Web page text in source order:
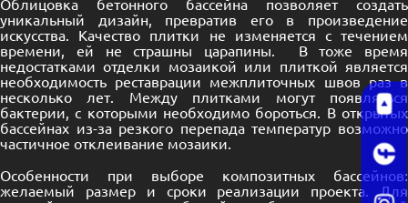
Облицовка бетонного бассейна позволяет создать
уникальный дизайн, превратив его в произведение
искусства. Качество плитки не изменяется с течением
времени, ей не страшны царапины. В тоже время
недостатками отделки мозаикой или плиткой является
необходимость реставрации межплиточных швов раз в
несколько лет. Между плитками могут появляться
бактерии, с которыми необходимо бороться. В открытых
бассейнах из-за резкого перепада температур возможно
частичное отклеивание мозаики.
Особенности при выборе композитных бассейнов:
желаемый размер и сроки реализации проекта. Для